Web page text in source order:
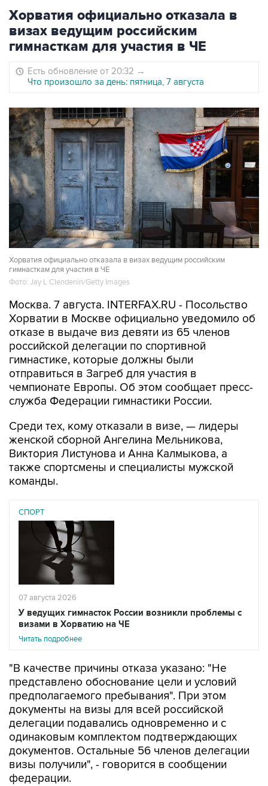
Хорватия официально отказала в
визах ведущим российским
гимнасткам для участия в ЧЕ
Есть обновление от 20:32 →
Что произошло за день: пятница, 7 августа
Хорватия официально отказала в визах ведущим российским
гимнасткам для участия в ЧЕ
Фото: Jay L Clendenin/Getty Images
Москва. 7 августа. INTERFAX.RU - Посольство
Хорватии в Москве официально уведомило об
отказе в выдаче виз девяти из 65 членов
российской делегации по спортивной
гимнастике, которые должны были
отправиться в Загреб для участия в
чемпионате Европы. Об этом сообщает пресс-
служба Федерации гимнастики России.
Среди тех, кому отказали в визе, — лидеры
женской сборной Ангелина Мельникова,
Виктория Листунова и Анна Калмыкова, а
также спортсмены и специалисты мужской
команды.
СПОРТ
07 августа 2026
У ведущих гимнасток России возникли проблемы с
визами в Хорватию на ЧЕ
Читать подробнее
"В качестве причины отказа указано: "Не
представлено обоснование цели и условий
предполагаемого пребывания". При этом
документы на визы для всей российской
делегации подавались одновременно и с
одинаковым комплектом подтверждающих
документов. Остальные 56 членов делегации
визы получили", - говорится в сообщении
федерации.